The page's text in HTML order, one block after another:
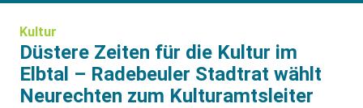
Kultur
Düstere Zeiten für die Kultur im
Elbtal – Radebeuler Stadtrat wählt
Neurechten zum Kulturamtsleiter